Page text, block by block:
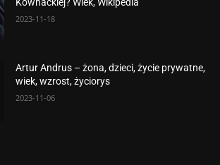
2023-11-18
Artur Andrus – żona, dzieci, życie prywatne,
wiek, wzrost, życiorys
2023-11-06